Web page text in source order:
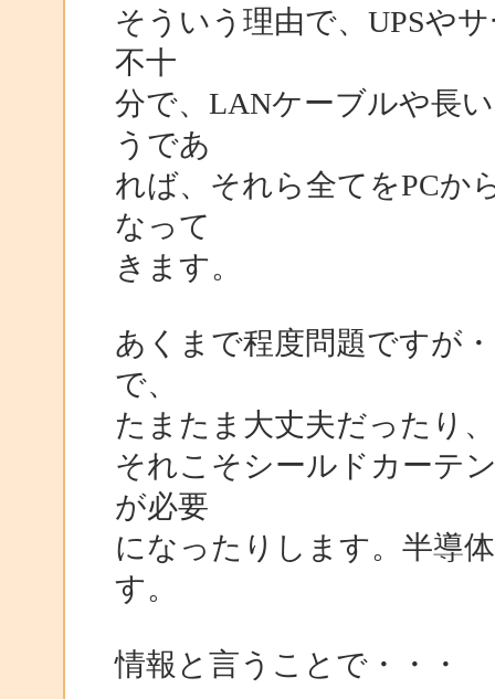
そういう理由で、UPSや
不十
分で、LANケーブルや長
うであ
れば、それら全てをPCか
なって
きます。
あくまで程度問題ですが
で、
たまたま大丈夫だったり
それこそシールドカーテ
が必要
になったりします。半導
す。
情報と言うことで・・・